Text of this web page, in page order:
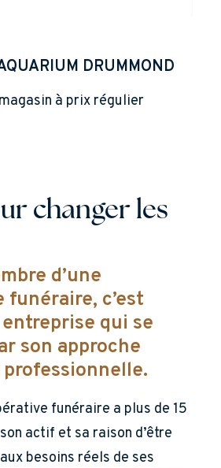
DRUMMOND
à prix régulier
changer les
d’une
c’est
qui se
son approche
funéraire a plus de 15
actif et sa raison d’être
besoins réels de ses